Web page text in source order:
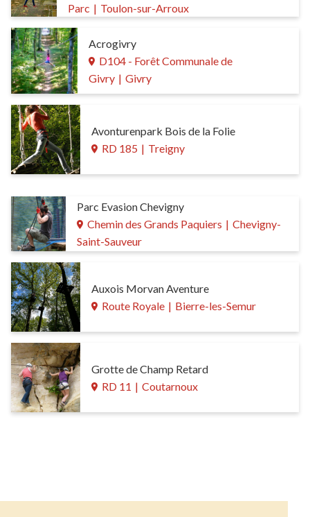
Parc | Toulon-sur-Arroux
Acrogivry
D104 - Forêt Communale de
Givry | Givry
Avonturenpark Bois de la Folie
RD 185 | Treigny
Parc Evasion Chevigny
Chemin des Grands Paquiers | Chevigny-
Saint-Sauveur
Auxois Morvan Aventure
Route Royale | Bierre-les-Semur
Grotte de Champ Retard
RD 11 | Coutarnoux